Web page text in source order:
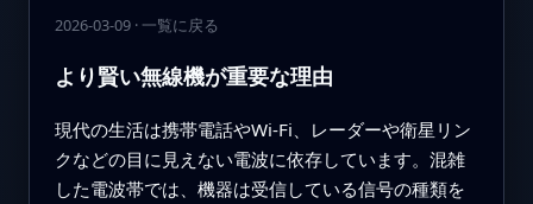
2026-03-09· 一覧に戻る
より賢い無線機が重要な理由
現代の生活は携帯電話やWi‑Fi、レーダーや衛星リン
クなどの目に見えない電波に依存しています。混雑
した電波帯では、機器は受信している信号の種類を